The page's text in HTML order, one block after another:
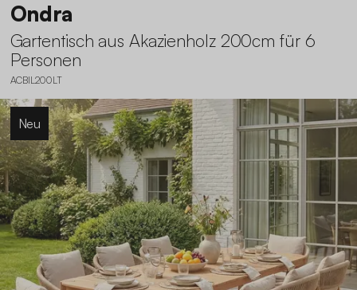
Ondra
Gartentisch aus Akazienholz 200cm für 6
Personen
ACBIL200LT
Neu